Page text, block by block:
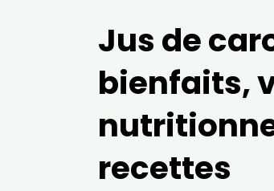
Jus de
bienfaits,
recettes